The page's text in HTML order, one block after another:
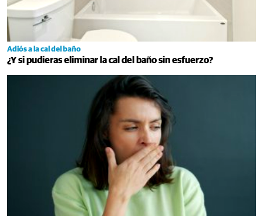
Adiós a la cal del baño
¿Y si pudieras eliminar la cal del baño sin esfuerzo?